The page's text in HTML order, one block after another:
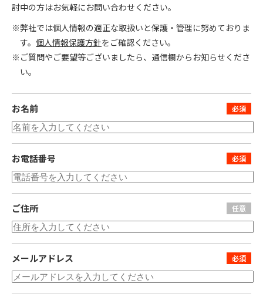
討中の方はお気軽にお問い合わせください。
※弊社では個人情報の適正な取扱いと保護・管理に努めておりま
す。 個人情報保護方針をご確認ください。
※ご質問やご要望等ございましたら、通信欄からお知らせくださ
い。
お名前
お電話番号
ご住所
メールアドレス